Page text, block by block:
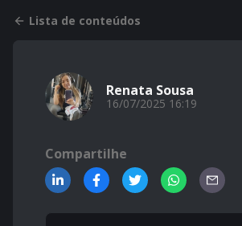
Lista de conteúdos
Renata Sousa
16/07/2025 16:19
Compartilhe